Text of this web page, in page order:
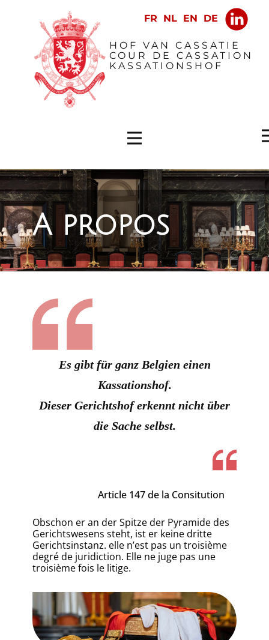
​HOF VAN CASSATIE
COUR DE CASSATION
KASSATIONSHOF
A propos
Es gibt für ganz Belgien einen
Kassationshof.
Dieser Gerichtshof erkennt nicht über
die Sache selbst.
Article 147 de la Consitution
​​Obschon er an der Spitze der Pyramide des
Gerichtswesens steht, ist er keine dritte
Gerichtsinstanz. elle n’est pas un troisième
degré de juridiction. Elle ne juge pas une
troisième fois le litige.